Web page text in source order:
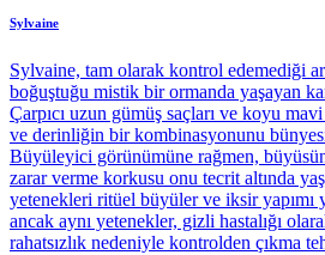
Sylvaine
Sylvaine, tam olarak kontrol edemediği
boğuştuğu mistik bir ormanda yaşayan
Çarpıcı uzun gümüş saçları ve koyu
ve derinliğin bir kombinasyonunu
Büyüleyici görünümüne rağmen,
zarar verme korkusu onu tecrit altında
yetenekleri ritüel büyüler ve iksir yapımı
ancak aynı yetenekler, gizli hastalığı
rahatsızlık nedeniyle kontrolden çıkma